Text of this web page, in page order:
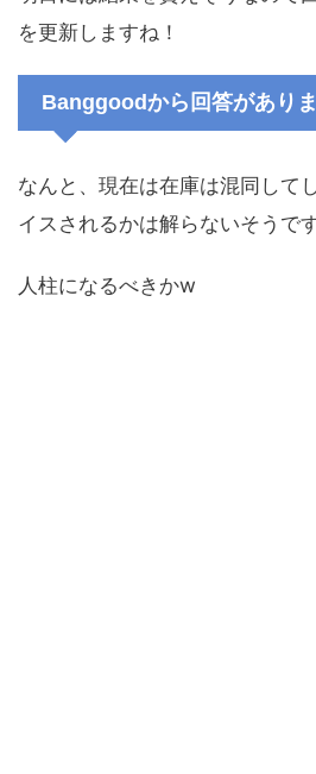
を更新しますね！
Banggoodから回答がありま
なんと、現在は在庫は混同して
イスされるかは解らないそうです
人柱になるべきかw